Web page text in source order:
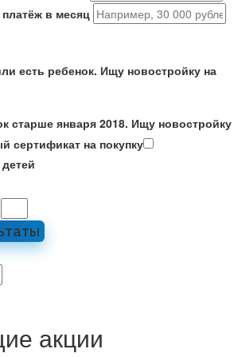
в месяц
есть ребенок. Ищу новостройку на
старше января 2018. Ищу новостройку
сертификат на покупку
акции